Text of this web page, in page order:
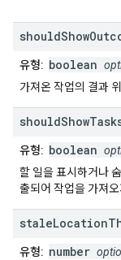
shouldShow
유형: boolean
가져온 작업의 결과
shouldShow
유형: boolean
할 일을 표시하거나
출되어 작업을 가져
staleLocation
유형: number